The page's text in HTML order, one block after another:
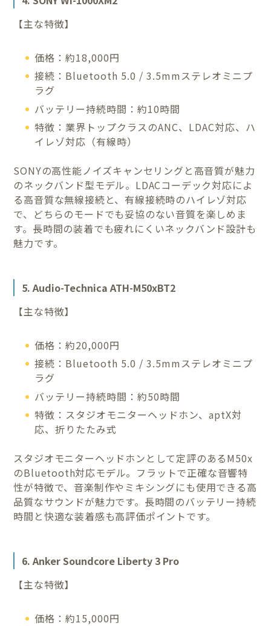
【主な特徴】
価格：約18,000円
接続：Bluetooth 5.0 / 3.5mmステレオミニプ
ラグ
バッテリー持続時間：約10時間
特徴：業界トップクラスのANC、LDAC対応、ハ
イレゾ対応（有線時）
SONYの高性能ノイズキャンセリングと高音質が魅力
のネックバンド型モデル。LDACコーデック対応によ
る高音質な無線接続と、有線接続時のハイレゾ対応
で、どちらのモードでも妥協のない音質を楽しめま
す。長時間の装着でも疲れにくいネックバンド設計も
魅力です。
5. Audio-Technica ATH-M50xBT2
【主な特徴】
価格：約20,000円
接続：Bluetooth 5.0 / 3.5mmステレオミニプ
ラグ
バッテリー持続時間：約50時間
特徴：スタジオモニターヘッドホン、aptX対
応、折りたたみ式
スタジオモニターヘッドホンとして定評のあるM50x
のBluetooth対応モデル。フラットで正確な音響特
性が特徴で、音楽制作やミキシングにも使用できる高
品質なサウンドが魅力です。長時間のバッテリー持続
時間と快適な装着感も高評価ポイントです。
6. Anker Soundcore Liberty 3 Pro
【主な特徴】
価格：約15,000円